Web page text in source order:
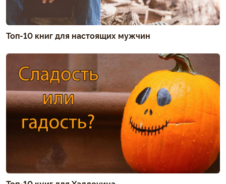
Топ-10 книг для настоящих мужчин